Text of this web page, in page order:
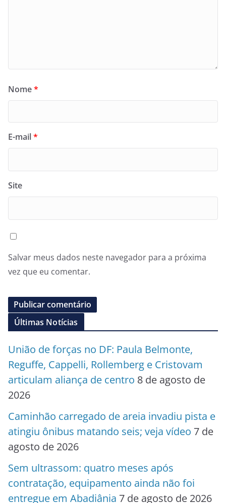
Nome*
E-mail*
Site
Salvar meus dados neste navegador para a próxima
vez que eu comentar.
Últimas Notícias
União de forças no DF: Paula Belmonte,
Reguffe, Cappelli, Rollemberg e Cristovam
articulam aliança de centro 8 de agosto de
2026
Caminhão carregado de areia invadiu pista e
atingiu ônibus matando seis; veja vídeo 7 de
agosto de 2026
Sem ultrassom: quatro meses após
contratação, equipamento ainda não foi
entregue em Abadiânia 7 de agosto de 2026